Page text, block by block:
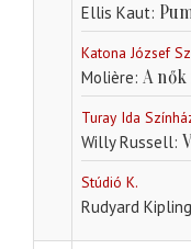
Ellis Kaut
Katona József
Molière A
Turay Ida
Willy Russell
Stúdió K.
Rudyard Kipling